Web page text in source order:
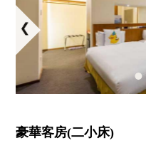
豪華客房(二小床)